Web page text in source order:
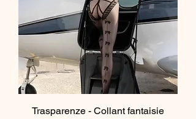
Trasparenze - Collant fantaisie